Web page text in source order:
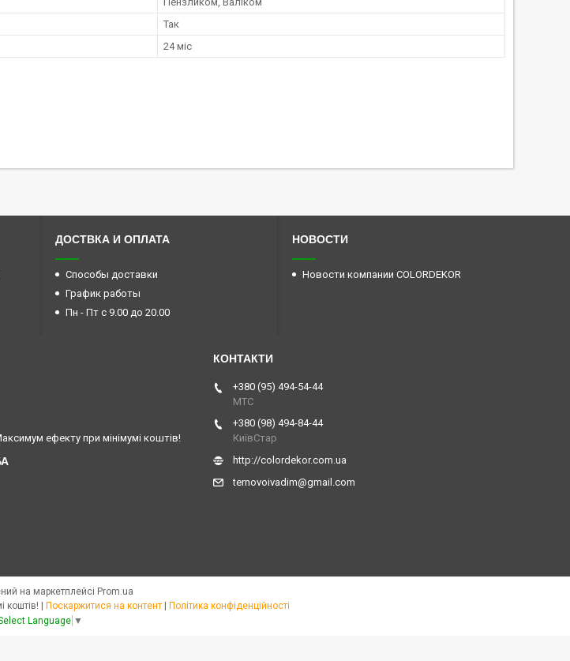
Так
24 міс
ДОСТВКА И ОПЛАТА
Способы доставки
График работы
Пн - Пт с 9.00 до 20.00
НОВОСТИ
Новости компании COLORDEKOR
ефекту при мінімумі коштів!
+380 (95) 494-54-44
МТС
+380 (98) 494-84-44
КиївСтар
http://colordekor.com.ua
ternovoivadim@gmail.com
на маркетплейсі Prom.ua
Поскаржитися на контент
Політика конфіденційності
Language ▼